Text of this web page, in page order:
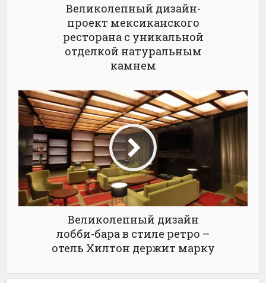
Великолепный дизайн-
проект мексиканского
ресторана с уникальной
отделкой натуральным
камнем
Великолепный дизайн
лобби-бара в стиле ретро –
отель Хилтон держит марку